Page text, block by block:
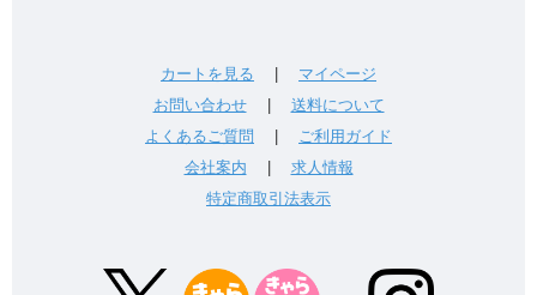
カートを見る
マイページ
お問い合わせ| 送料について
よくあるご質問
ご利用ガイド
会社案内
求人情報
特定商取引法表示